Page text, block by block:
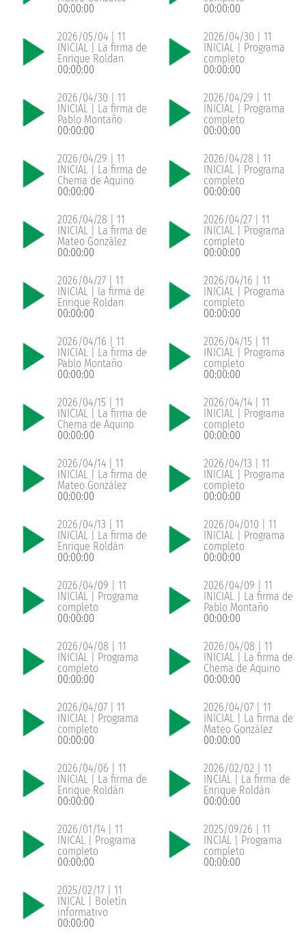
00:00:00
00:00:00
2026/05/04 | 11
INICIAL | La firma de
Enrique Roldan
00:00:00
2026/04/30 | 11
INICIAL | Programa
completo
00:00:00
2026/04/30 | 11
INICIAL | La firma de
Pablo Montaño
00:00:00
2026/04/29 | 11
INICIAL | Programa
completo
00:00:00
2026/04/29 | 11
INICIAL | La firma de
Chema de Aquino
00:00:00
2026/04/28 | 11
INICIAL | Programa
completo
00:00:00
2026/04/28 | 11
INICIAL | La firma de
Mateo González
00:00:00
2026/04/27 | 11
INICIAL | Programa
completo
00:00:00
2026/04/27 | 11
INICIAL | la firma de
Enrique Roldan
00:00:00
2026/04/16 | 11
INICIAL | Programa
completo
00:00:00
2026/04/16 | 11
INICIAL | La firma de
Pablo Montaño
00:00:00
2026/04/15 | 11
INICIAL | Programa
completo
00:00:00
2026/04/15 | 11
INICIAL | La firma de
Chema de Aquino
00:00:00
2026/04/14 | 11
INICIAL | Programa
completo
00:00:00
2026/04/14 | 11
INICIAL | La firma de
Mateo González
00:00:00
2026/04/13 | 11
INICIAL | Programa
completo
00:00:00
2026/04/13 | 11
INICIAL | La firma de
Enrique Roldán
00:00:00
2026/04/010 | 11
INICIAL | Programa
completo
00:00:00
2026/04/09 | 11
INICIAL | Programa
completo
00:00:00
2026/04/09 | 11
INICIAL | La firma de
Pablo Montaño
00:00:00
2026/04/08 | 11
INICIAL | Programa
completo
00:00:00
2026/04/08 | 11
INICIAL | La firma de
Chema de Aquino
00:00:00
2026/04/07 | 11
INICIAL | Programa
completo
00:00:00
2026/04/07 | 11
INICIAL | La firma de
Mateo González
00:00:00
2026/04/06 | 11
INICIAL | La firma de
Enrique Roldán
00:00:00
2026/02/02 | 11
INCIAL | La firma de
Enrique Roldán
00:00:00
2026/01/14 | 11
INICAL | Programa
completo
00:00:00
2025/09/26 | 11
INCIAL | Programa
completo
00:00:00
2025/02/17 | 11
INICAL | Boletín
informativo
00:00:00